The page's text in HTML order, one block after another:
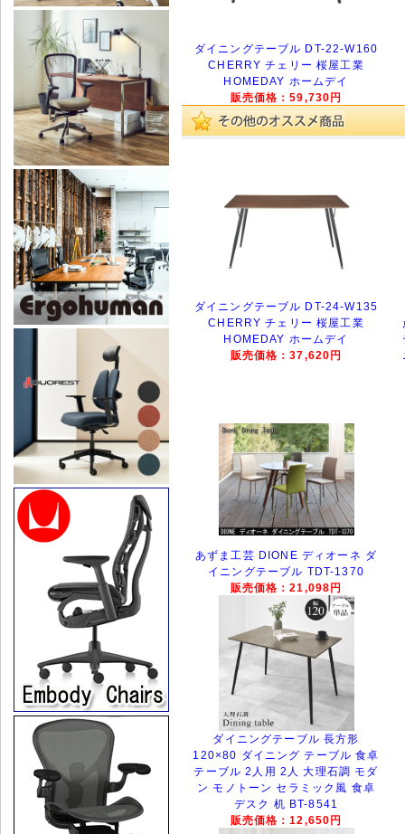
ダイニングテーブル DT-22-W160
CHERRY チェリー 桜屋工業
HOMEDAY ホームデイ
販売価格：59,730円
ダイニングテーブル DT-24-W135
CHERRY チェリー 桜屋工業
HOMEDAY ホームデイ
販売価格：37,620円
あずま工芸 DIONE ディオーネ ダ
イニングテーブル TDT-1370
販売価格：21,098円
ダイニングテーブル 長方形
120×80 ダイニング テーブル 食卓
テーブル 2人用 2人 大理石調 モダ
ン モノトーン セラミック風 食卓
デスク 机 BT-8541
販売価格：12,650円